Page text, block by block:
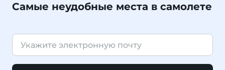
Самые неудобные места в самолете